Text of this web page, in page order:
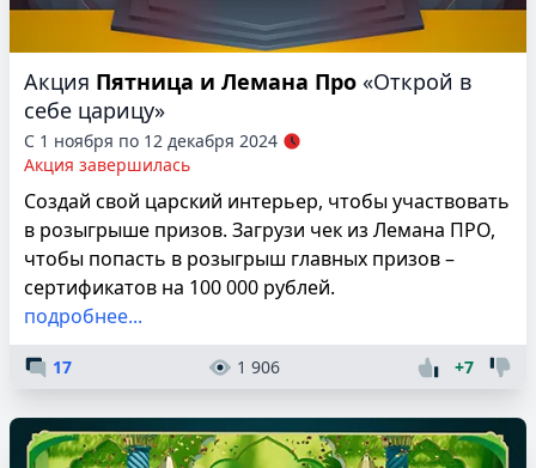
Акция Пятница и Лемана Про «Открой в
себе царицу»
С 1 ноября по 12 декабря 2024
Акция завершилась
Создай свой царский интерьер, чтобы участвовать
в розыгрыше призов. Загрузи чек из Лемана ПРО,
чтобы попасть в розыгрыш главных призов –
сертификатов на 100 000 рублей.
подробнее...
17 1 906 +7